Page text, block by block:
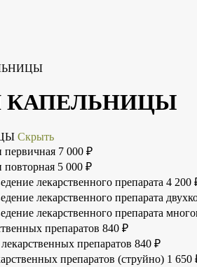
КАПЕЛЬНИЦЫ
Скрыть
первичная 7 000 ₽
повторная 5 000 ₽
лекарственного препарата 4 200
лекарственного препарата
лекарственного препарата
препаратов 840 ₽
препаратов 840 ₽
препаратов (струйно) 1 650